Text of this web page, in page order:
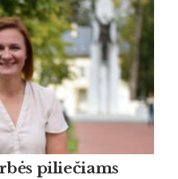
piliečiams